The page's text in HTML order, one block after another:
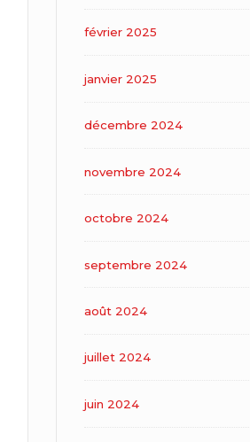
février 2025
janvier 2025
décembre 2024
novembre 2024
octobre 2024
septembre 2024
août 2024
juillet 2024
juin 2024